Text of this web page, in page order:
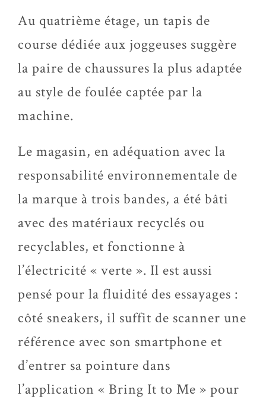
Au quatrième étage, un tapis de
course dédiée aux joggeuses suggère
la paire de chaussures la plus adaptée
au style de foulée captée par la
machine.
Le magasin, en adéquation avec la
responsabilité environnementale de
la marque à trois bandes, a été bâti
avec des matériaux recyclés ou
recyclables, et fonctionne à
l’électricité « verte ». Il est aussi
pensé pour la fluidité des essayages :
côté sneakers, il suffit de scanner une
référence avec son smartphone et
d’entrer sa pointure dans
l’application « Bring It to Me » pour